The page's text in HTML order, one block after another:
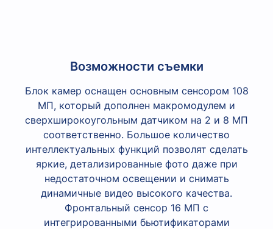
Возможности съемки
Блок камер оснащен основным сенсором 108
МП, который дополнен макромодулем и
сверхширокоугольным датчиком на 2 и 8 МП
соответственно. Большое количество
интеллектуальных функций позволят сделать
яркие, детализированные фото даже при
недостаточном освещении и снимать
динамичные видео высокого качества.
Фронтальный сенсор 16 МП с
интегрированными бьютификаторами